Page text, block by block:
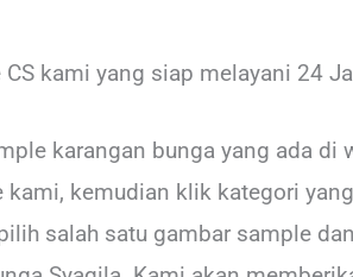
kami yang siap melayani 24
karangan bunga yang ada di
kami, kemudian klik kategori
salah satu gambar sample